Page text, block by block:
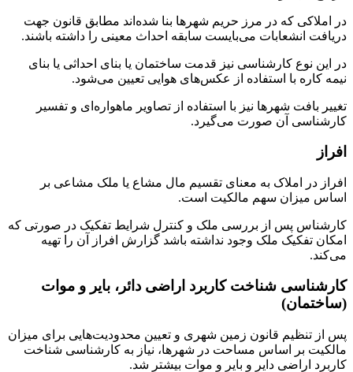
در املاکی که در مرز حریم شهرها بنا شده‌اند مطابق قانون جهت
دریافت انشعابات می‌بایست سابقه احداث معینی را داشته باشند.
در این نوع کارشناسی نیز قدمت ساختمان یا بنای احداثی یا بنای
نیمه کاره با استفاده از عکس‌های هوایی تعیین می‌شود.
تغییر بافت شهرها نیز با استفاده از تصاویر ماهواره‌ای و تفسیر
کارشناسی آن صورت می‌گیرد.
افراز
افراز در املاک به معنای تقسیم مال مشاع یا ملک مشاعی بر
اساس میزان سهم مالکیت است.
کارشناس پس از بررسی ملک و کنترل شرایط تفکیک در صورتی که
امکان تفکیک ملک وجود نداشته باشد گزارش افراز آن را تهیه
می‌کند.
کارشناسی شناخت کاربرد اراضی دائر، بایر و موات
(ساختمان)
پس از تنظیم قانون زمین شهری و تعیین محدودیت‌هایی برای میزان
مالکیت بر اساس مساحت در شهرها، نیاز به کارشناسی شناخت
کاربرد اراضی دایر و بایر و موات بیشتر شد.